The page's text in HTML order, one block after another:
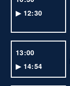
▶ 12:30
13:00
▶ 14:54